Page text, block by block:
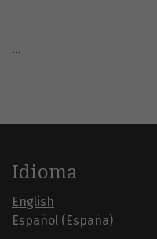
...
Idioma
English
Español (España)